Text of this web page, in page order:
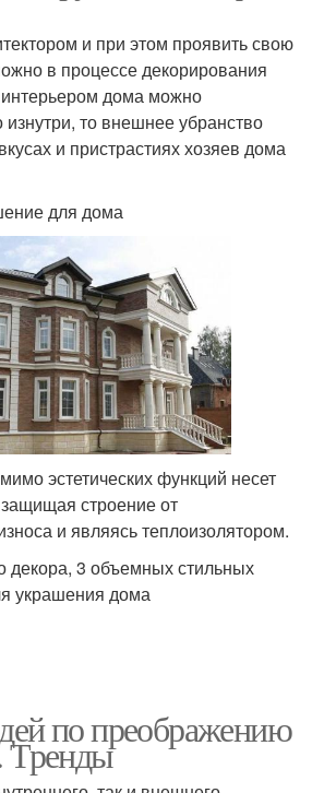
и при этом проявить свою
в процессе декорирования
дома можно
изнутри, то внешнее убранство
и пристрастиях хозяев дома
для дома
эстетических функций несет
строение от
и являясь теплоизолятором.
декора, 3 объемных стильных
украшения дома
по преображению
Тренды